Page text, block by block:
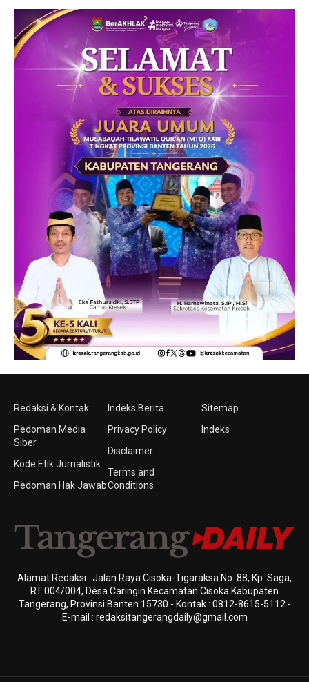
Redaksi & Kontak
Pedoman Media
Siber
Kode Etik Jurnalistik
Pedoman Hak Jawab
Indeks Berita
Privacy Policy
Disclaimer
Terms and
Conditions
Sitemap
Indeks
Alamat Redaksi : Jalan Raya Cisoka-Tigaraksa No. 88, Kp. Saga,
RT 004/004, Desa Caringin Kecamatan Cisoka Kabupaten
Tangerang, Provinsi Banten 15730 - Kontak : 0812-8615-5112 -
E-mail : redaksitangerangdaily@gmail.com